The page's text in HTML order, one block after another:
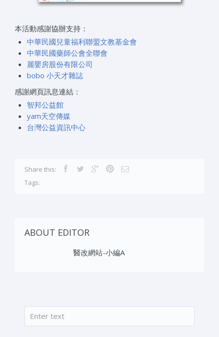
本活動感謝協辦支持：
中華民國兒童福利聯盟文教基金會
中華民國藥師公會全聯會
麗嬰房股份有限公司
bobo 小天才雜誌
感謝網頁訊息連結：
智邦公益館
yam天空傳媒
台灣公益資訊中心
Share this:
Tags:
ABOUT EDITOR
醫改網站-小編A
搜尋表單
搜尋